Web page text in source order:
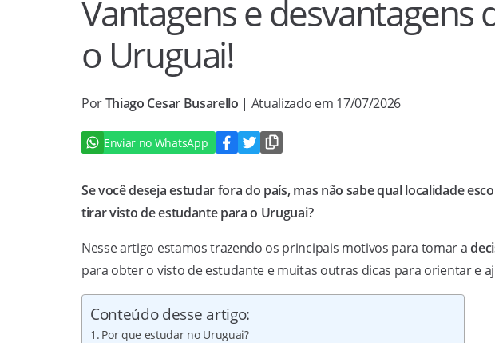
Vantagens e
o Uruguai!
PorThiago Cesar Busarello | Atualizado em 17/07/2026
Enviar no WhatsApp
Se você deseja estudar fora do país, mas não sabe qual localidade
tirar visto de estudante para o Uruguai?
Nesse artigo estamos trazendo os principais motivos para tomar a
para obter o visto de estudante e muitas outras dicas para orientar e
Conteúdo desse artigo:
Por que estudar no Uruguai?